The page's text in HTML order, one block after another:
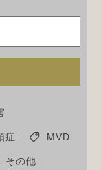
症 MVD
その他